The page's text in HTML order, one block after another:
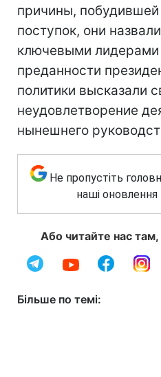
причины, побудившей
поступок, они
ключевыми лидерами
преданности
политики высказали
неудовлетворение
нынешнего
Не пропустіть
наші оновлення
Або читайте нас
Більше по темі: